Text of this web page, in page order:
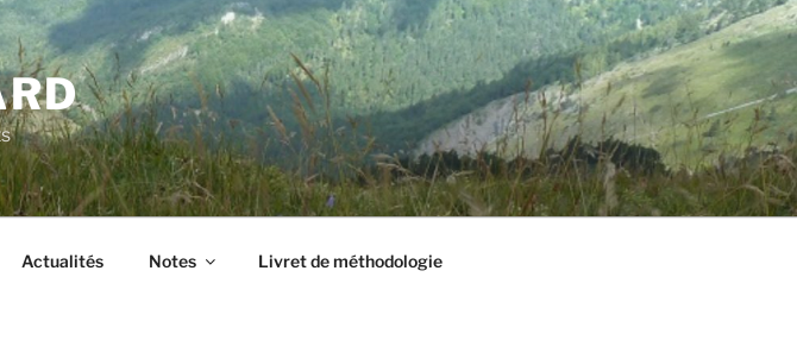
Actualités Notes Livret de méthodologie